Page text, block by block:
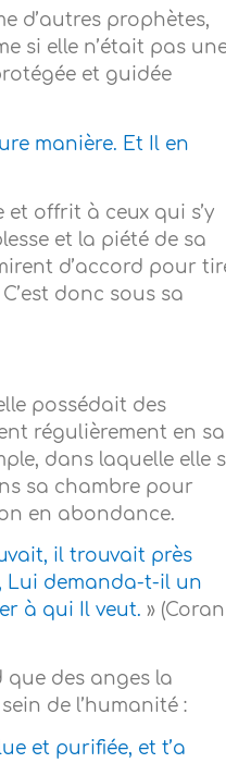
d’autres prophètes,
si elle n’était pas
et guidée
manière. Et Il en
offrit à ceux qui s’y
et la piété de sa
d’accord pour
donc sous sa
possédait des
régulièrement en sa
dans laquelle elle
sa chambre pour
en abondance.
il trouvait près
Lui demanda-t-il un
à qui Il veut. » (Coran
que des anges la
de l’humanité :
et purifiée, et t’a